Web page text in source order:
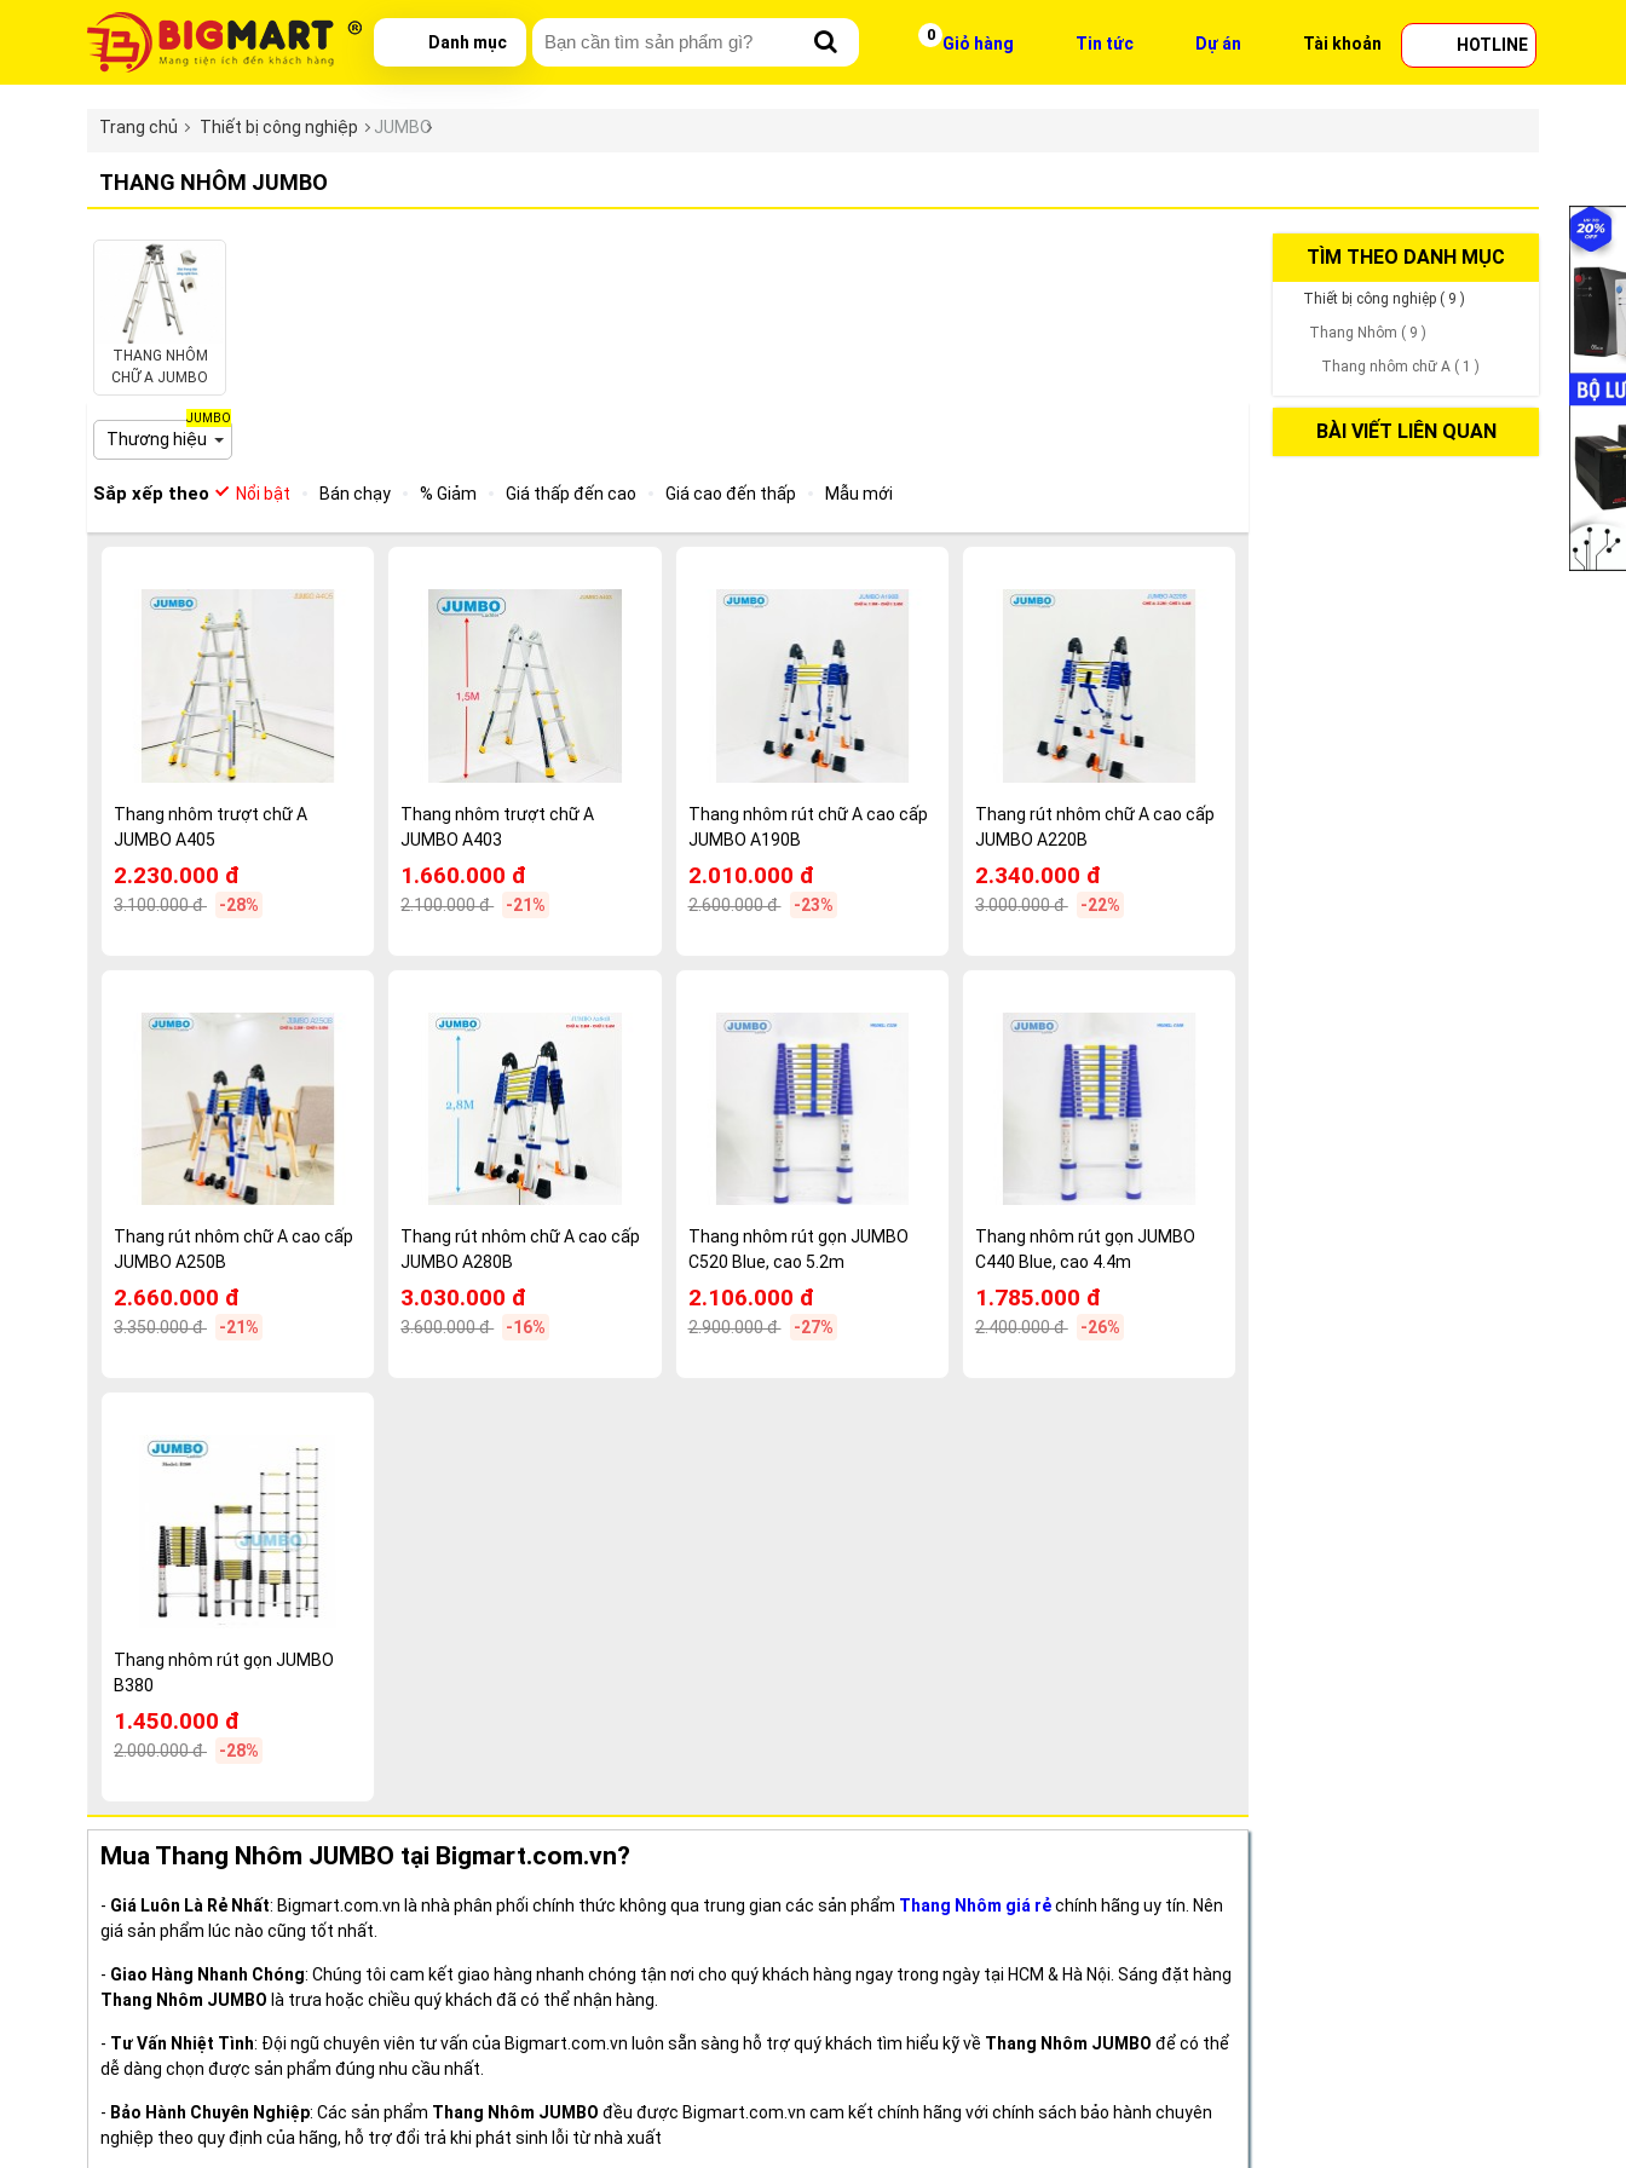
Danh mục 0 Giỏ hàng Tin tức Dự án Tài khoản HOTLINE
Trang chủ Thiết bị công nghiệp JUMBO
THANG NHÔM JUMBO
TÌM THEO DANH MỤC
Thiết bị công nghiệp ( 9 )
Thang Nhôm ( 9 )
Thang nhôm chữ A ( 1 )
BÀI VIẾT LIÊN QUAN
THANG NHÔM
CHỮ A JUMBO
Thương hiệu
JUMBO
Sắp xếp theo Nổi bật Bán chạy % Giảm Giá thấp đến cao Giá cao đến thấp Mẫu mới
Thang nhôm trượt chữ A
JUMBO A405
2.230.000 đ
3.100.000 đ -28%
Thang nhôm trượt chữ A
JUMBO A403
1.660.000 đ
2.100.000 đ -21%
Thang nhôm rút chữ A cao cấp
JUMBO A190B
2.010.000 đ
2.600.000 đ -23%
Thang rút nhôm chữ A cao cấp
JUMBO A220B
2.340.000 đ
3.000.000 đ -22%
Thang rút nhôm chữ A cao cấp
JUMBO A250B
2.660.000 đ
3.350.000 đ -21%
Thang rút nhôm chữ A cao cấp
JUMBO A280B
3.030.000 đ
3.600.000 đ -16%
Thang nhôm rút gọn JUMBO
C520 Blue, cao 5.2m
2.106.000 đ
2.900.000 đ -27%
Thang nhôm rút gọn JUMBO
C440 Blue, cao 4.4m
1.785.000 đ
2.400.000 đ -26%
Thang nhôm rút gọn JUMBO
B380
1.450.000 đ
2.000.000 đ -28%
Mua Thang Nhôm JUMBO tại Bigmart.com.vn?
- Giá Luôn Là Rẻ Nhất: Bigmart.com.vn là nhà phân phối chính thức không qua trung gian các sản phẩm Thang Nhôm giá rẻchính hãng uy tín. Nên
giá sản phẩm lúc nào cũng tốt nhất.
- Giao Hàng Nhanh Chóng: Chúng tôi cam kết giao hàng nhanh chóng tận nơi cho quý khách hàng ngay trong ngày tại HCM & Hà Nội. Sáng đặt hàng
Thang Nhôm JUMBO là trưa hoặc chiều quý khách đã có thể nhận hàng.
- Tư Vấn Nhiệt Tình: Đội ngũ chuyên viên tư vấn của Bigmart.com.vn luôn sẵn sàng hỗ trợ quý khách tìm hiểu kỹ về Thang Nhôm JUMBO để có thể
dễ dàng chọn được sản phẩm đúng nhu cầu nhất.
- Bảo Hành Chuyên Nghiệp: Các sản phẩm Thang Nhôm JUMBO đều được Bigmart.com.vn cam kết chính hãng với chính sách bảo hành chuyên
nghiệp theo quy định của hãng, hỗ trợ đổi trả khi phát sinh lỗi từ nhà xuất